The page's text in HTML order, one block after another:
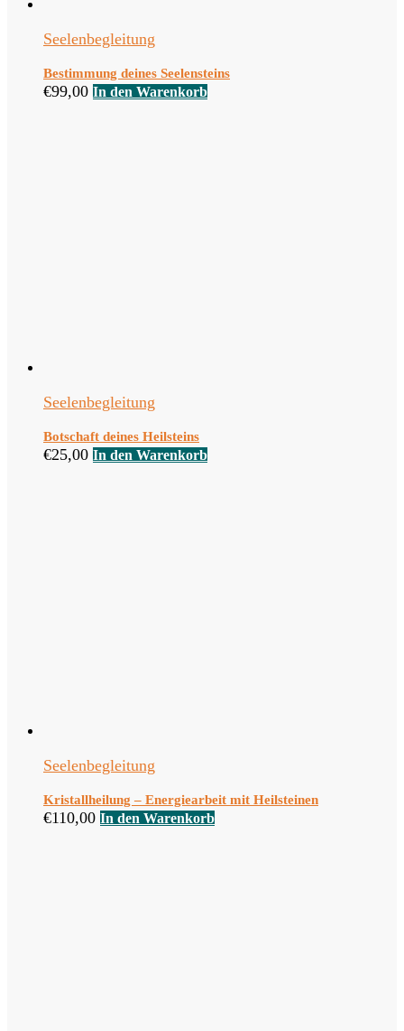
Seelenbegleitung
Bestimmung deines Seelensteins
€99,00 In den Warenkorb
Seelenbegleitung
Botschaft deines Heilsteins
€25,00 In den Warenkorb
Seelenbegleitung
Kristallheilung – Energiearbeit mit Heilsteinen
€110,00 In den Warenkorb